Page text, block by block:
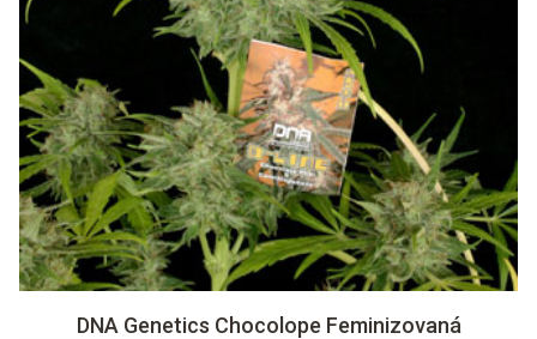
DNA Genetics Chocolope Feminizovaná